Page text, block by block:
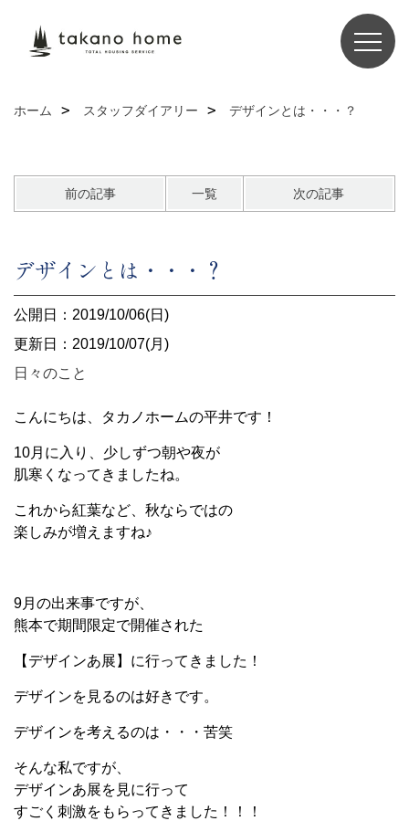
ホーム スタッフダイアリー デザインとは・・・？
前の記事 一覧 次の記事
デザインとは・・・？
公開日：2019/10/06(日)
更新日：2019/10/07(月)
日々のこと
こんにちは、タカノホームの平井です！
10月に入り、少しずつ朝や夜が
肌寒くなってきましたね。
これから紅葉など、秋ならではの
楽しみが増えますね♪
9月の出来事ですが、
熊本で期間限定で開催された
【デザインあ展】に行ってきました！
デザインを見るのは好きです。
デザインを考えるのは・・・苦笑
そんな私ですが、
デザインあ展を見に行って
すごく刺激をもらってきました！！！